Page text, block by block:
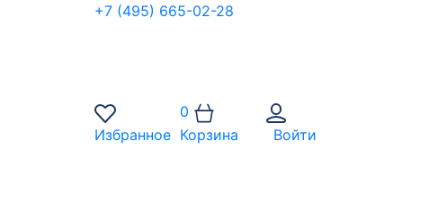
+7 (495) 665-02-28
Избранное
0
Корзина
Войти